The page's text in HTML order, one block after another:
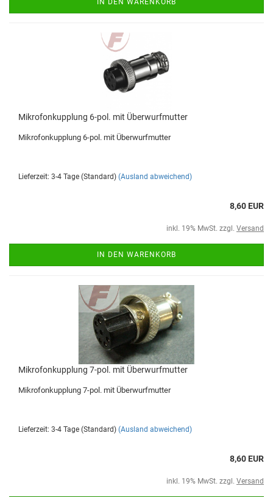
IN DEN WARENKORB
Mikrofonkupplung 6-pol. mit Überwurfmutter
Mikrofonkupplung 6-pol. mit Überwurfmutter
Lieferzeit: 3-4 Tage (Standard) (Ausland abweichend)
8,60 EUR
inkl. 19% MwSt. zzgl. Versand
IN DEN WARENKORB
Mikrofonkupplung 7-pol. mit Überwurfmutter
Mikrofonkupplung 7-pol. mit Überwurfmutter
Lieferzeit: 3-4 Tage (Standard) (Ausland abweichend)
8,60 EUR
inkl. 19% MwSt. zzgl. Versand